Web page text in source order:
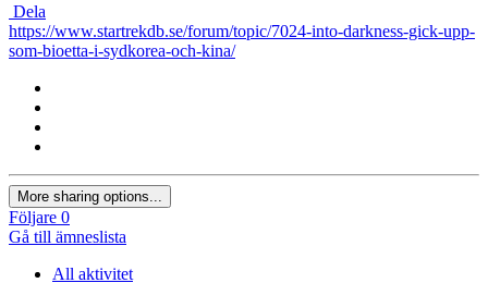
Dela
https://www.startrekdb.se/forum/topic/7024-into-darkness-gick-upp-
som-bioetta-i-sydkorea-och-kina/
More sharing options...
Följare 0
Gå till ämneslista
All aktivitet